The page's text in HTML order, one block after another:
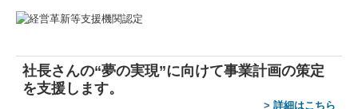
リンク集
補助金・助成金・融資情報
関与先向け融資商品ご紹介
社長さんの“夢の実現”に向けて事業計画の策定
を支援します。
> 詳細はこちら